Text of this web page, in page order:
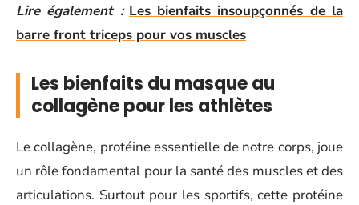
Lire également : Les bienfaits insoupçonnés de la
barre front triceps pour vos muscles
Les bienfaits du masque au
collagène pour les athlètes
Le collagène, protéine essentielle de notre corps, joue
un rôle fondamental pour la santé des muscles et des
articulations. Surtout pour les sportifs, cette protéine